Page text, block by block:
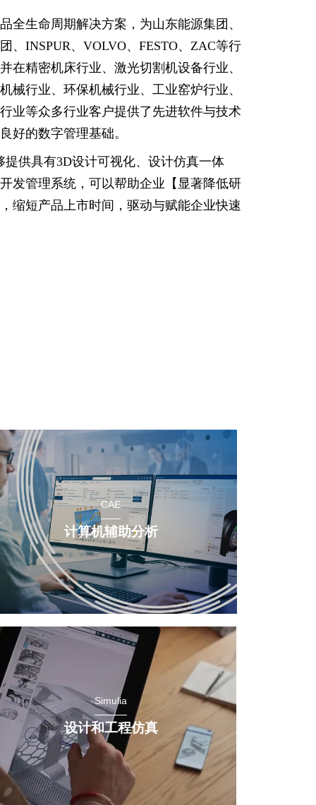
全生命周期解决方案，为山东能源集团、
、INSPUR、VOLVO、FESTO、ZAC等行
并在精密机床行业、激光切割机设备行业、
械行业、环保机械行业、工业窑炉行业、
业等众多行业客户提供了先进软件与技术
好的数字管理基础。
提供具有3D设计可视化、设计仿真一体
发管理系统，可以帮助企业【显著降低研
缩短产品上市时间，驱动与赋能企业快速
CAE
计算机辅助分析
Simulia
设计和工程仿真